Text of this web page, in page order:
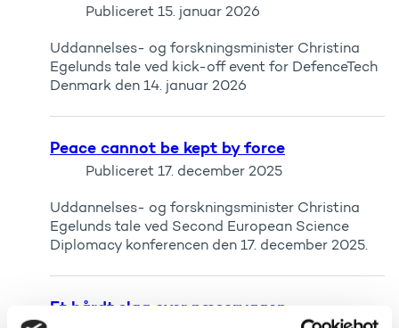
Publiceret 15. januar 2026
Uddannelses- og forskningsminister Christina
Egelunds tale ved kick-off event for DefenceTech
Denmark den 14. januar 2026
Peace cannot be kept by force
Publiceret 17. december 2025
Uddannelses- og forskningsminister Christina
Egelunds tale ved Second European Science
Diplomacy konferencen den 17. december 2025.
Et hårdt slag over næseryggen